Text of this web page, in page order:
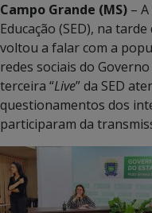
Campo Grande (MS) –
Educação (SED), na
voltou a falar com a
redes sociais do
terceira “Live” da SED
questionamentos dos
participaram da